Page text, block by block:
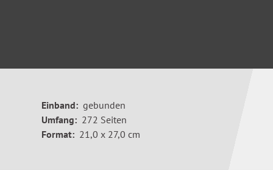
Einband: gebunden
Umfang: 272 Seiten
Format: 21,0 x 27,0 cm